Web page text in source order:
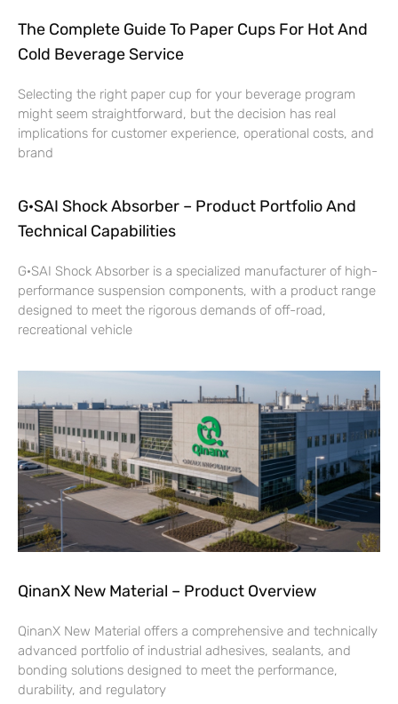
The Complete Guide To Paper Cups For Hot And
Cold Beverage Service
Selecting the right paper cup for your beverage program
might seem straightforward, but the decision has real
implications for customer experience, operational costs, and
brand
G·SAI Shock Absorber – Product Portfolio And
Technical Capabilities
G·SAI Shock Absorber is a specialized manufacturer of high-
performance suspension components, with a product range
designed to meet the rigorous demands of off-road,
recreational vehicle
QinanX New Material – Product Overview
QinanX New Material offers a comprehensive and technically
advanced portfolio of industrial adhesives, sealants, and
bonding solutions designed to meet the performance,
durability, and regulatory